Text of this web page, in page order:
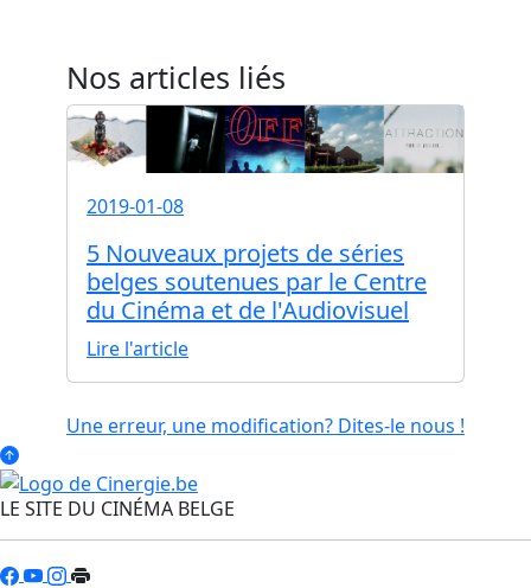
Nos articles liés
2019-01-08
5 Nouveaux projets de séries
belges soutenues par le Centre
du Cinéma et de l'Audiovisuel
Lire l'article
Une erreur, une modification? Dites-le nous !
LE SITE DU CINÉMA BELGE